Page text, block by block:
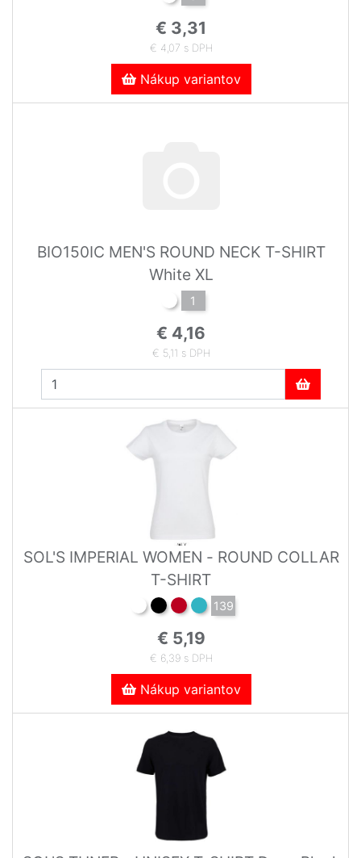
€ 3,31
€ 4,07 s DPH
Nákup variantov
BIO150IC MEN'S ROUND NECK T-SHIRT
White XL
1
€ 4,16
€ 5,11 s DPH
SOL'S IMPERIAL WOMEN - ROUND COLLAR
T-SHIRT
139
€ 5,19
€ 6,39 s DPH
Nákup variantov